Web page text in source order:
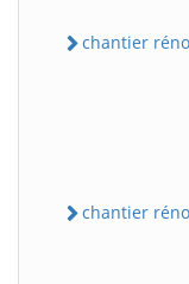
chantier
chantier